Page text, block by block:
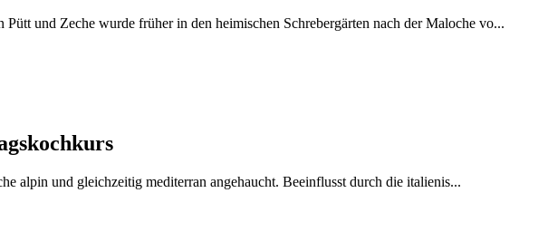
und Zeche wurde früher in den heimischen Schrebergärten nach der Maloche vo...
alpin und gleichzeitig mediterran angehaucht. Beeinflusst durch die italienis...